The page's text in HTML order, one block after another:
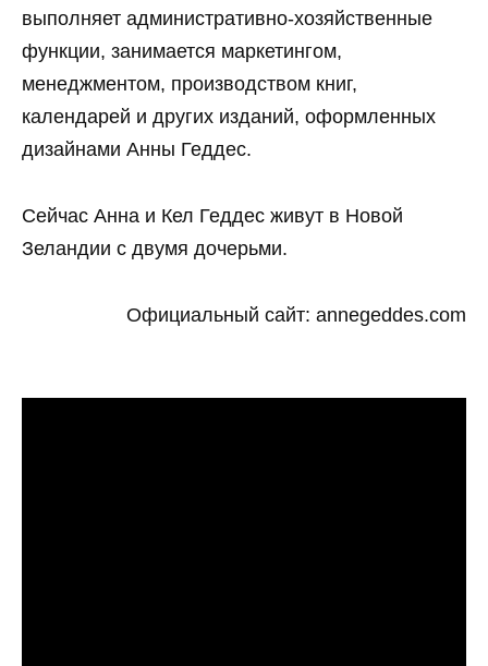
выполняет административно-хозяйственные
функции, занимается маркетингом,
менеджментом, производством книг,
календарей и других изданий, оформленных
дизайнами Анны Геддес.
Сейчас Анна и Кел Геддес живут в Новой
Зеландии с двумя дочерьми.
Официальный сайт: annegeddes.com